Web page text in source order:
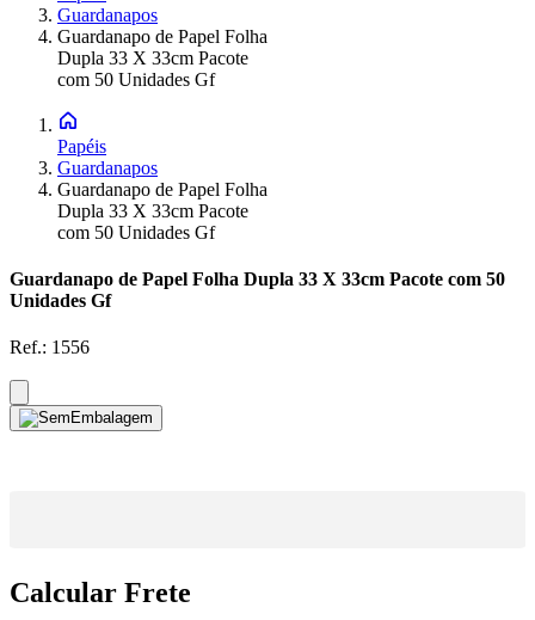
Guardanapos
Guardanapo de Papel Folha
Dupla 33 X 33cm Pacote
com 50 Unidades Gf
Papéis
Guardanapos
Guardanapo de Papel Folha
Dupla 33 X 33cm Pacote
com 50 Unidades Gf
Guardanapo de Papel Folha Dupla 33 X 33cm Pacote com 50
Unidades Gf
Ref.: 1556
Calcular Frete